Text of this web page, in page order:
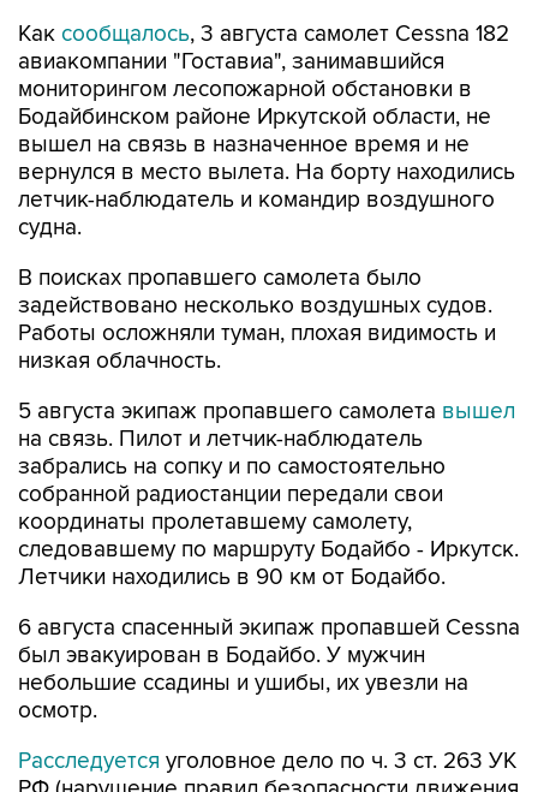
Как сообщалось, 3 августа самолет Cessna 182
авиакомпании "Гоставиа", занимавшийся
мониторингом лесопожарной обстановки в
Бодайбинском районе Иркутской области, не
вышел на связь в назначенное время и не
вернулся в место вылета. На борту находились
летчик-наблюдатель и командир воздушного
судна.
В поисках пропавшего самолета было
задействовано несколько воздушных судов.
Работы осложняли туман, плохая видимость и
низкая облачность.
5 августа экипаж пропавшего самолета вышел
на связь. Пилот и летчик-наблюдатель
забрались на сопку и по самостоятельно
собранной радиостанции передали свои
координаты пролетавшему самолету,
следовавшему по маршруту Бодайбо - Иркутск.
Летчики находились в 90 км от Бодайбо.
6 августа спасенный экипаж пропавшей Cessna
был эвакуирован в Бодайбо. У мужчин
небольшие ссадины и ушибы, их увезли на
осмотр.
Расследуется уголовное дело по ч. 3 ст. 263 УК